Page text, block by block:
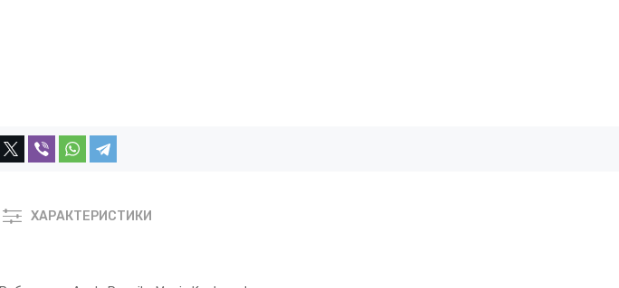
ХАРАКТЕРИСТИКИ